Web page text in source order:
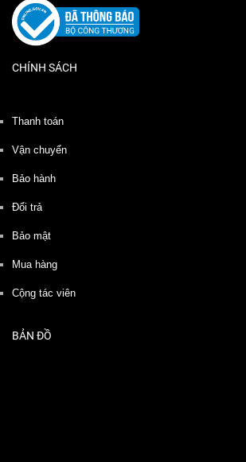
CHÍNH SÁCH
Thanh toán
Vận chuyển
Bảo hành
Đổi trả
Bảo mật
Mua hàng
Cộng tác viên
BẢN ĐỒ